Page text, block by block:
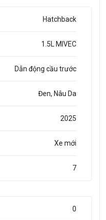
Hatchback
1.5L MIVEC
Dẫn động cầu trước
Đen, Nâu Da
2025
Xe mới
7
0